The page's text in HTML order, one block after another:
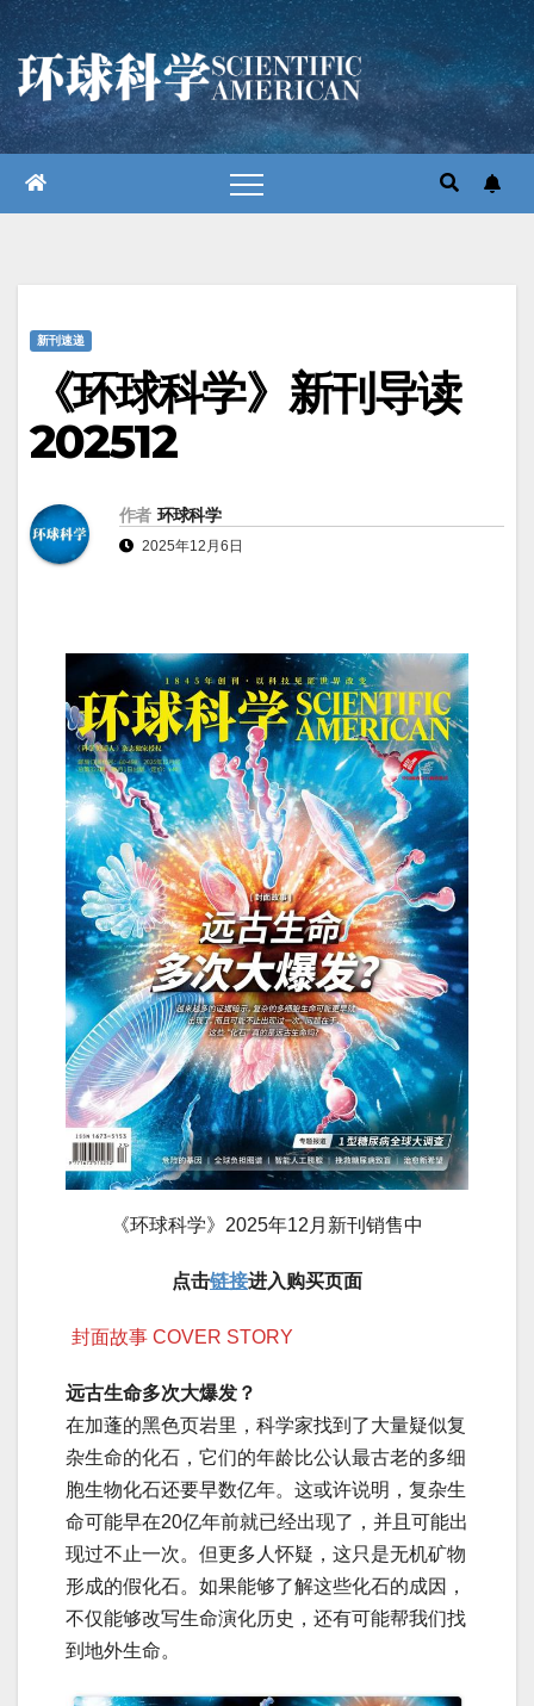
跳
至
内
容
新刊速递
《环球科学》新刊导读
202512
作者 环球科学
2025年12月6日
《环球科学》2025年12月新刊销售中
点击链接进入购买页面
封面故事 COVER STORY
远古生命多次大爆发？
在加蓬的黑色页岩里，科学家找到了大量疑似复
杂生命的化石，它们的年龄比公认最古老的多细
胞生物化石还要早数亿年。这或许说明，复杂生
命可能早在20亿年前就已经出现了，并且可能出
现过不止一次。但更多人怀疑，这只是无机矿物
形成的假化石。如果能够了解这些化石的成因，
不仅能够改写生命演化历史，还有可能帮我们找
到地外生命。